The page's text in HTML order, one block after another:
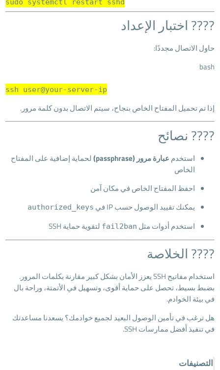
sudo systemctl restart sshd
???? اختبار الإعداد
حاول الاتصال مجددًا:
bash
ssh user@your-server-ip
إذا تم تحميل المفتاح الخاص بنجاح، سيتم الاتصال بدون كلمة مرور.
???? نصائح
استخدم عبارة مرور (passphrase)
لحماية إضافية على المفتاح
الخاص
احفظ المفتاح الخاص في مكان آمن
يمكنك تقييد الوصول حسب IP في
authorized_keys
استخدم أدوات مثل fail2ban لتقوية حماية SSH
???? الخلاصة
استخدام مفاتيح SSH يعزز الأمان بشكل كبير مقارنة بكلمات المرور.
بضبط بسيط، تحصل على حماية أقوى، وتسهيل في الأتمتة، وراحة بال
في بيئة الخوادم.
هل ترغب في تأمين الوصول البعيد لجميع خوادمك؟ يسعدنا مساعدتك
في تنفيذ أفضل ممارسات SSH.
التصنيفات